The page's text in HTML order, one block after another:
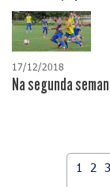
17/12/2018
Na segunda
1 2 3